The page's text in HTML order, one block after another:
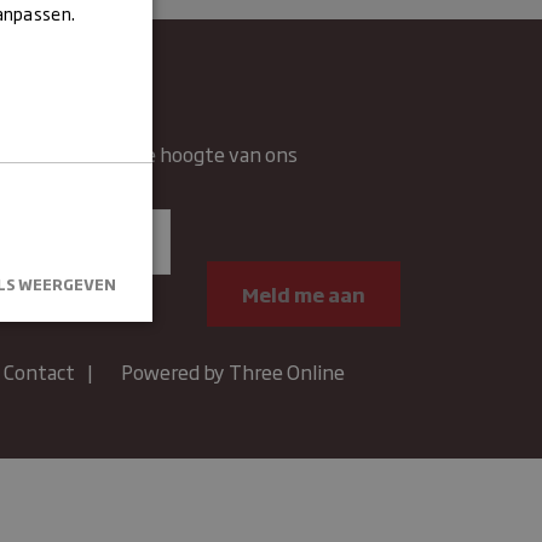
en blijft op de hoogte van ons
Contact Powered by Three Online
WEERGEVEN